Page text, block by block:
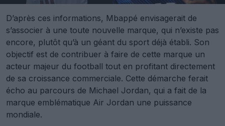
D’après ces informations, Mbappé envisagerait de
s’associer à une toute nouvelle marque, qui n’existe pas
encore, plutôt qu’à un géant du sport déjà établi. Son
objectif est de contribuer à faire de cette marque un
acteur majeur du football tout en profitant directement
de sa croissance commerciale. Cette démarche ferait
écho au parcours de Michael Jordan, qui a fait de la
marque emblématique Air Jordan une puissance
mondiale.